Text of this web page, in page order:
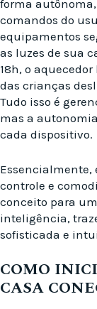
forma
comandos do
equipamentos
as luzes de sua
18h, o
das crianças
Tudo isso é
mas a
cada dispositivo.
Essencialmente,
controle e
conceito para
inteligência,
sofisticada e
COMO
CASA